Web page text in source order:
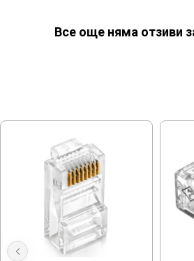
Все още няма отзиви